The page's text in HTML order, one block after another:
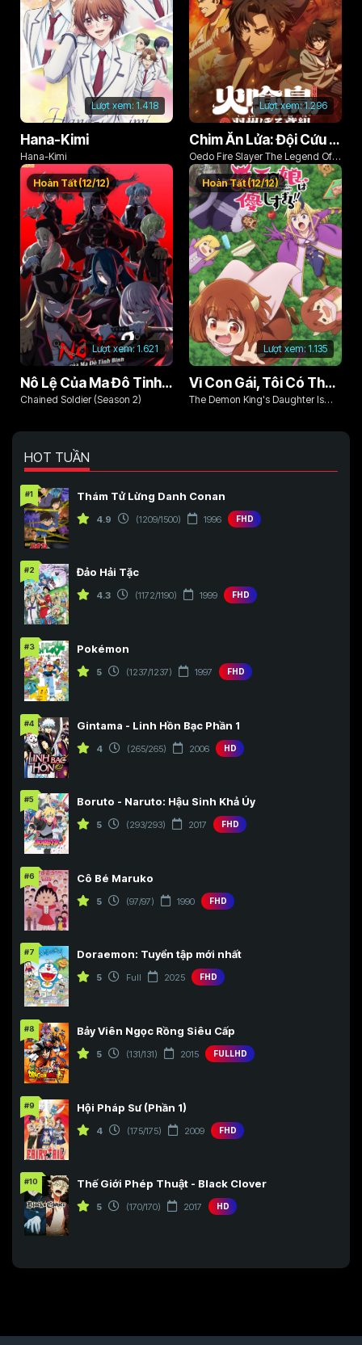
Lượt xem: 1.418
Hana-Kimi
Hana-Kimi
Lượt xem:1.296
Chim Ăn Lửa: Đội Cứu Hỏa Rách Rưới Vùng Ushu
Oedo Fire Slayer The Legend Of
Phoenix
Lượt xem: 1.621
Hoàn Tất (12/12)
Nô Lệ Của Ma Đô Tinh Binh (Phần 2)
Chained Soldier (Season 2)
Lượt xem: 1.135
Hoàn Tất (12/12)
Vì Con Gái, Tôi Có Thể Đánh Bại Cả Ma Vương
The Demon King's Daughter Is
HOT TUẦN
#1 Thám Tử Lừng Danh Conan
4.9 (1209/1500) 1996 FHD
#2 Đảo Hải Tặc
4.3 (1172/1190) 1999 FHD
#3 Pokémon
5 (1237/1237) 1997 FHD
#4 Gintama - Linh Hồn Bạc Phần 1
4 (265/265) 2006 HD
#5 Boruto - Naruto: Hậu Sinh Khả Úy
5 (293/293) 2017 FHD
#6 Cô Bé Maruko
5 (97/97) 1990 FHD
#7 Doraemon: Tuyển tập mới nhất
5 Full 2025 FHD
#8 Bảy Viên Ngọc Rồng Siêu Cấp
5 (131/131) 2015 FULLHD
#9 Hội Pháp Sư (Phần 1)
4 (175/175) 2009 FHD
#10 Thế Giới Phép Thuật - Black Clover
5 (170/170) 2017 HD